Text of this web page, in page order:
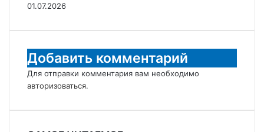
01.07.2026
Добавить комментарий
Для отправки комментария вам необходимо
авторизоваться.